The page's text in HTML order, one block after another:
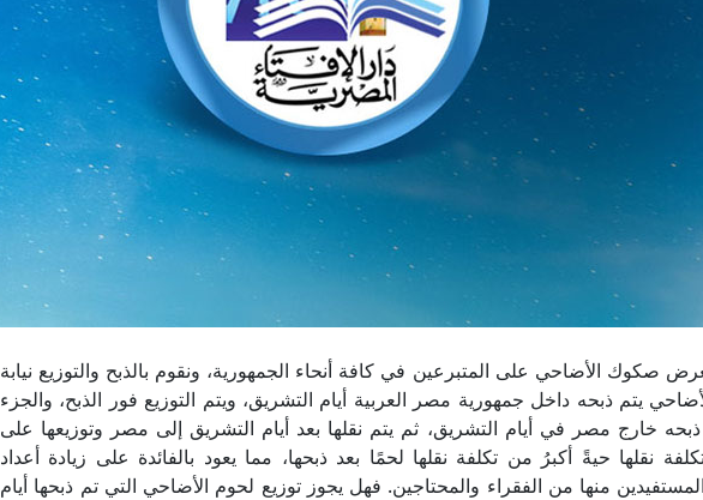
صكوك الأضاحي على المتبرعين في كافة أنحاء الجمهورية، ونقوم بالذبح والتوزيع نيابة
يتم ذبحه داخل جمهورية مصر العربية أيام التشريق، ويتم التوزيع فور الذبح، والجزء
خارج مصر في أيام التشريق، ثم يتم نقلها بعد أيام التشريق إلى مصر وتوزيعها على
نقلها حيةً أكبرُ من تكلفة نقلها لحمًا بعد ذبحها، مما يعود بالفائدة على زيادة أعداد
منها من الفقراء والمحتاجين. فهل يجوز توزيع لحوم الأضاحي التي تم ذبحها أيام